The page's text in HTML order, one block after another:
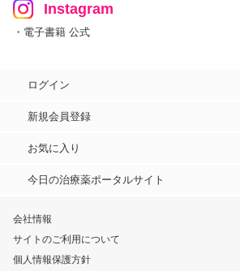
Instagram
・電子書籍 公式
ログイン
新規会員登録
お気に入り
今日の治療薬ポータルサイト
会社情報
サイトのご利用について
個人情報保護方針